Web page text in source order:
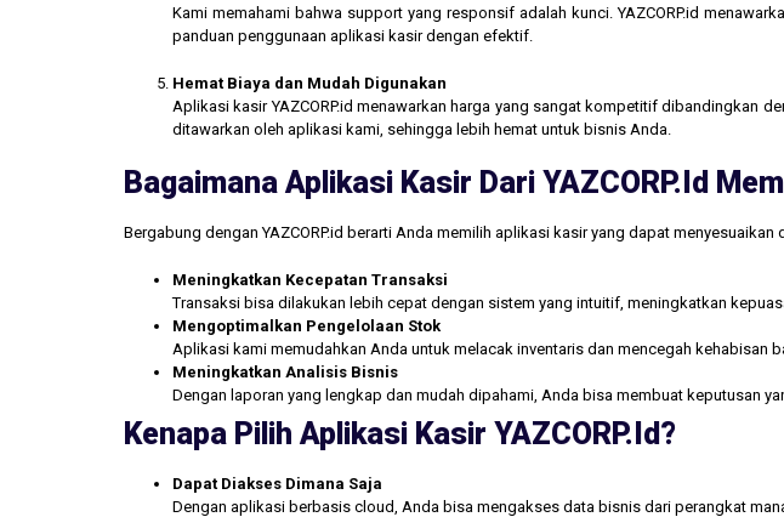
Kami memahami bahwa support yang responsif adalah kunci. YAZCORP.id
panduan penggunaan aplikasi kasir dengan efektif.
Hemat Biaya dan Mudah Digunakan
Aplikasi kasir YAZCORP.id menawarkan harga yang sangat kompetitif dibandingkan
ditawarkan oleh aplikasi kami, sehingga lebih hemat untuk bisnis Anda.
Bagaimana Aplikasi Kasir Dari YAZCORP.id
Bergabung dengan YAZCORP.id berarti Anda memilih aplikasi kasir yang dapat
Meningkatkan Kecepatan Transaksi
Transaksi bisa dilakukan lebih cepat dengan sistem yang intuitif, meningkatkan
Mengoptimalkan Pengelolaan Stok
Aplikasi kami memudahkan Anda untuk melacak inventaris dan mencegah kehabisan
Meningkatkan Analisis Bisnis
Dengan laporan yang lengkap dan mudah dipahami, Anda bisa membuat keputusan
Kenapa Pilih Aplikasi Kasir YAZCORP.id?
Dapat Diakses Dimana Saja
Dengan aplikasi berbasis cloud, Anda bisa mengakses data bisnis dari perangkat